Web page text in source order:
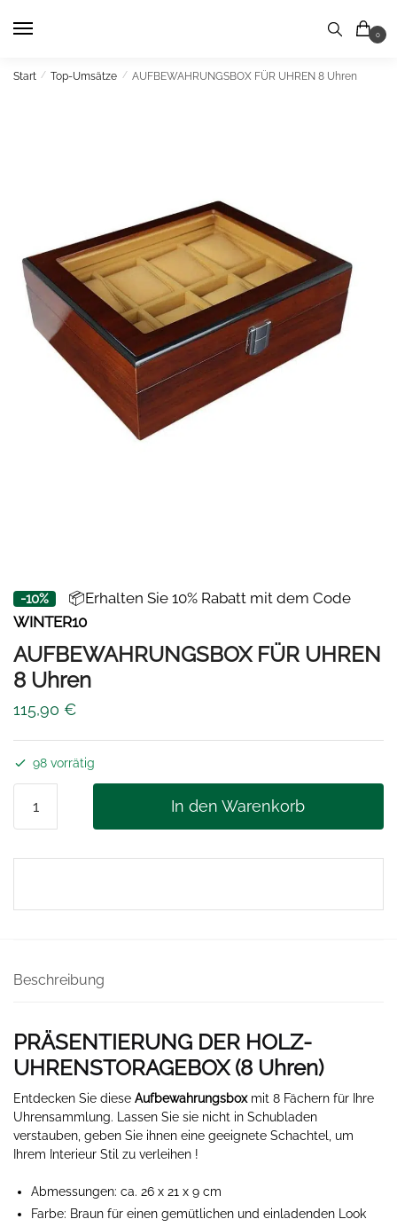
0
Start / Top-Umsätze / AUFBEWAHRUNGSBOX FÜR UHREN 8 Uhren
-10%
📦Erhalten Sie 10% Rabatt mit dem Code
WINTER10
AUFBEWAHRUNGSBOX FÜR UHREN
8 Uhren
115,90 €
98 vorrätig
FÜR
8
In den Warenkorb
Beschreibung
PRÄSENTIERUNG DER HOLZ-
UHRENSTORAGEBOX (8 Uhren)
Entdecken Sie diese Aufbewahrungsboxmit 8 Fächern für Ihre
Uhrensammlung. Lassen Sie sie nicht in Schubladen
verstauben, geben Sie ihnen eine geeignete Schachtel, um
Ihrem Interieur Stil zu verleihen !
Abmessungen: ca. 26 x 21 x 9 cm
Farbe: Braun für einen gemütlichen und einladenden Look